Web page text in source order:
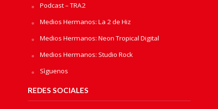
Podcast – TRA2
Medios Hermanos: La 2 de Hiz
Medios Hermanos: Neon Tropical Digital
Medios Hermanos: Studio Rock
Sìguenos
REDES SOCIALES